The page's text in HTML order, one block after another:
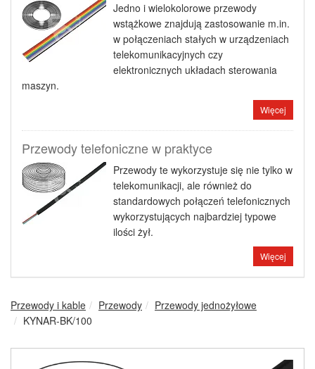
Jedno i wielokolorowe przewody
wstążkowe znajdują zastosowanie m.in.
w połączeniach stałych w urządzeniach
telekomunikacyjnych czy
elektronicznych układach sterowania
maszyn.
Więcej
Przewody telefoniczne w praktyce
Przewody te wykorzystuje się nie tylko w
telekomunikacji, ale również do
standardowych połączeń telefonicznych
wykorzystujących najbardziej typowe
ilości żył.
Więcej
Przewody i kable Przewody
Przewody jednożyłowe
KYNAR-BK/100